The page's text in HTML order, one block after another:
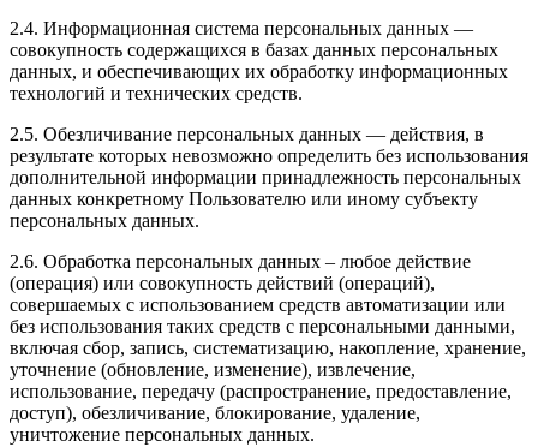
2.4. Информационная система персональных данных —
совокупность содержащихся в базах данных персональных
данных, и обеспечивающих их обработку информационных
технологий и технических средств.
2.5. Обезличивание персональных данных — действия, в
результате которых невозможно определить без использования
дополнительной информации принадлежность персональных
данных конкретному Пользователю или иному субъекту
персональных данных.
2.6. Обработка персональных данных – любое действие
(операция) или совокупность действий (операций),
совершаемых с использованием средств автоматизации или
без использования таких средств с персональными данными,
включая сбор, запись, систематизацию, накопление, хранение,
уточнение (обновление, изменение), извлечение,
использование, передачу (распространение, предоставление,
доступ), обезличивание, блокирование, удаление,
уничтожение персональных данных.